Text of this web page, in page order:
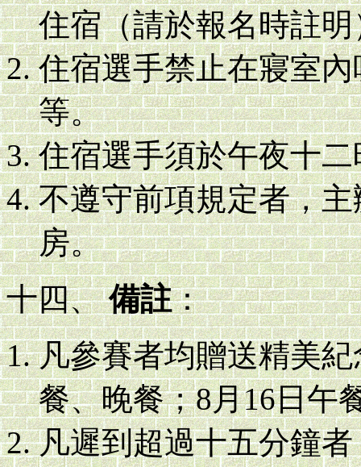
住宿（請於報名時註
住宿選手禁止在寢室
等。
住宿選手須於午夜十
不遵守前項規定者，
房。
十四、備註：
凡參賽者均贈送精美
餐、晚餐；8月16日午
凡遲到超過十五分鐘